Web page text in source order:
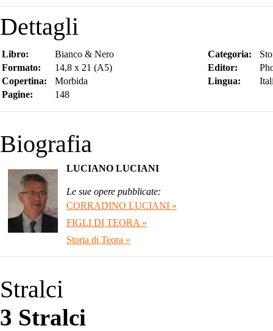
Dettagli
Libro:
Bianco & Nero
Formato:
14,8 x 21 (A5)
Copertina:
Morbida
Pagine:
148
Categoria:
Editor:
Lingua:
Biografia
LUCIANO LUCIANI
Le sue opere pubblicate:
CORRADINO LUCIANI »
FIGLI DI TEORA »
Storia di Teora »
Stralci
3 Stralci